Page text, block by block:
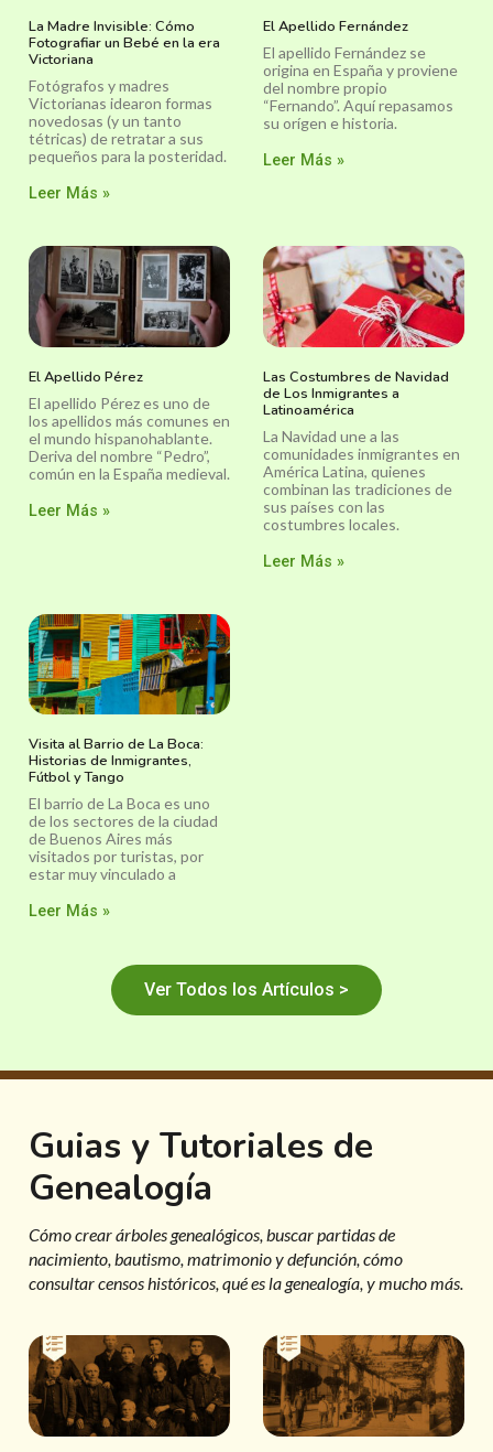
La Madre Invisible: Cómo
Fotografiar un Bebé en la era
Victoriana
Fotógrafos y madres
Victorianas idearon formas
novedosas (y un tanto
tétricas) de retratar a sus
pequeños para la posteridad.
Leer Más »
El Apellido Fernández
El apellido Fernández se
origina en España y proviene
del nombre propio
“Fernando”. Aquí repasamos
su orígen e historia.
Leer Más »
El Apellido Pérez
El apellido Pérez es uno de
los apellidos más comunes en
el mundo hispanohablante.
Deriva del nombre “Pedro”,
común en la España medieval.
Leer Más »
Las Costumbres de Navidad
de Los Inmigrantes a
Latinoamérica
La Navidad une a las
comunidades inmigrantes en
América Latina, quienes
combinan las tradiciones de
sus países con las
costumbres locales.
Leer Más »
Visita al Barrio de La Boca:
Historias de Inmigrantes,
Fútbol y Tango
El barrio de La Boca es uno
de los sectores de la ciudad
de Buenos Aires más
visitados por turistas, por
estar muy vinculado a
Leer Más »
Ver Todos los Artículos >
Guias y Tutoriales de
Genealogía
Cómo crear árboles genealógicos, buscar partidas de
nacimiento, bautismo, matrimonio y defunción, cómo
consultar censos históricos, qué es la genealogía, y mucho más.